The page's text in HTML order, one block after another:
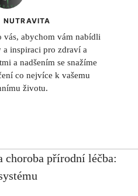
NUTRAVITA
vás, abychom vám nabídli
inspiraci pro zdraví a
a nadšením se snažíme
co nejvíce k vašemu
životu.
choroba přírodní léčba: